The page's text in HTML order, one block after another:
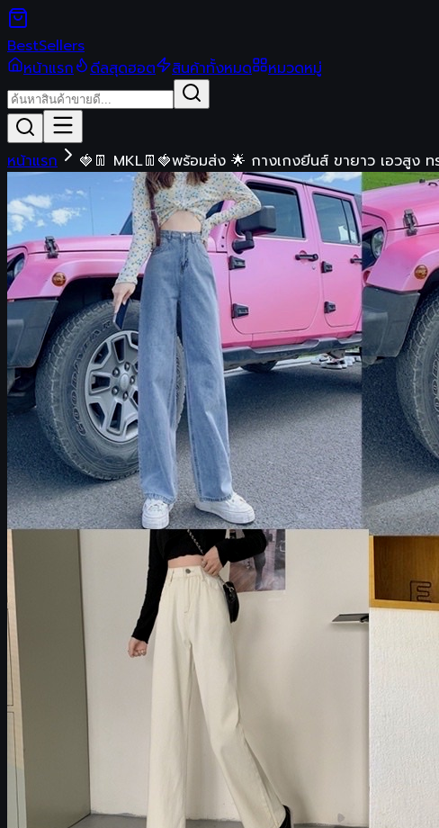
BestSellers
หน้าแรก
ดีลสุดฮอต สินค้าทั้งหมด หมวดหมู่
หน้าแรก 🍓👖 MKL👖🍓พร้อมส่ง 🌟 กางเกงยีนส์ ขายาว เอวสูง